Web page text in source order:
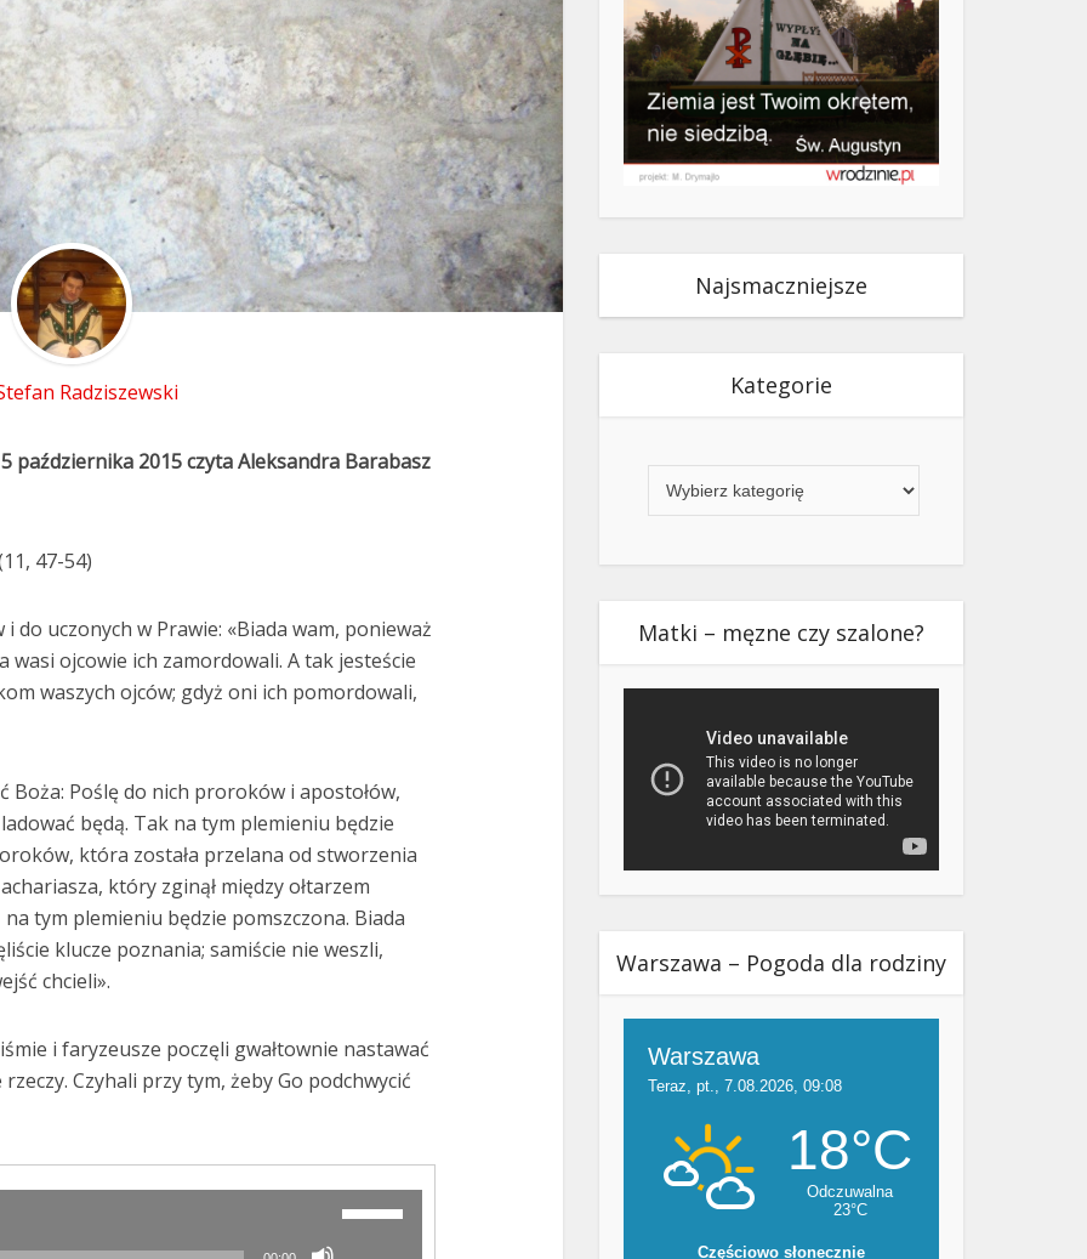
Radziszewski
października 2015 czyta Aleksandra Barabasz
47-54)
do uczonych w Prawie: «Biada wam, ponieważ
ojcowie ich zamordowali. A tak jesteście
waszych ojców; gdyż oni ich pomordowali,
Boża: Poślę do nich proroków i apostołów,
będą. Tak na tym plemieniu będzie
która została przelana od stworzenia
który zginął między ołtarzem
tym plemieniu będzie pomszczona. Biada
klucze poznania; samiście nie weszli,
chcieli».
i faryzeusze poczęli gwałtownie nastawać
Czyhali przy tym, żeby Go podchwycić
Najsmaczniejsze
Kategorie
Matki – męzne czy szalone?
Warszawa – Pogoda dla rodziny